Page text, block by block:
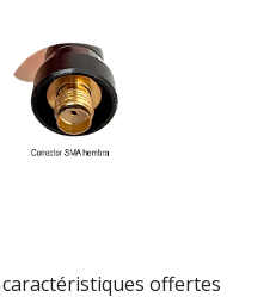
offertes